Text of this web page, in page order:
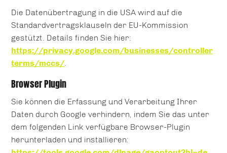
Die Datenübertragung in die USA wird auf die
Standardvertragsklauseln der EU-Kommission
gestützt. Details finden Sie hier:
https://privacy.google.com/businesses/controller
terms/mccs/
Browser Plugin
Sie können die Erfassung und Verarbeitung Ihrer
Daten durch Google verhindern, indem Sie das unter
dem folgenden Link verfügbare Browser-Plugin
herunterladen und installieren: